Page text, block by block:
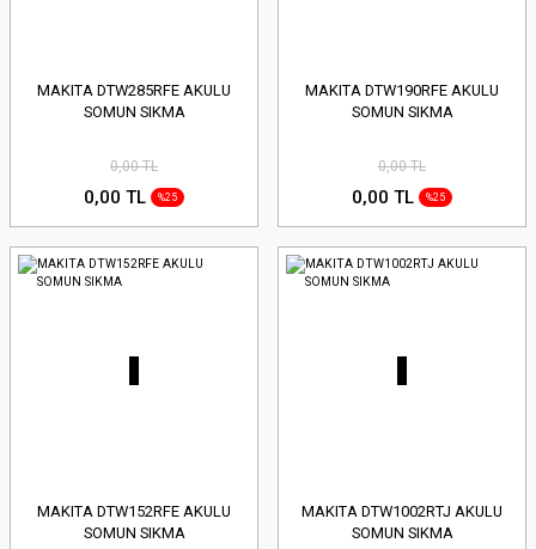
MAKITA DTW285RFE AKULU
SOMUN SIKMA
0,00 TL
0,00 TL %25
MAKITA DTW190RFE AKULU
SOMUN SIKMA
0,00 TL
0,00 TL %25
MAKITA DTW152RFE AKULU
SOMUN SIKMA
MAKITA DTW1002RTJ AKULU
SOMUN SIKMA